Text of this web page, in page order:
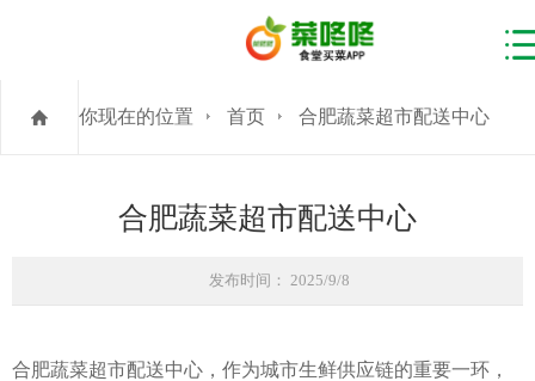
你现在的位置 首页 合肥蔬菜超市配送中心
合肥蔬菜超市配送中心
发布时间： 2025/9/8
合肥蔬菜超市配送中心，作为城市生鲜供应链的重要一环，